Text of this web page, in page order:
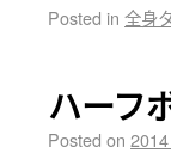
Posted in 全身
ハーフ
Posted on